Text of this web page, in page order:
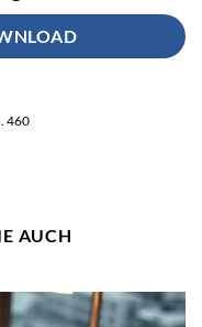
460
AUCH